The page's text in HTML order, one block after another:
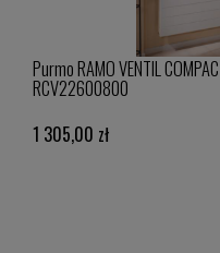
Purmo RAMO VENTIL
RCV22600800
1 305,00 zł